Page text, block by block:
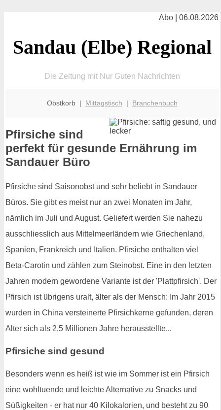
Abo | 06.08.2026
Sandau (Elbe) Regional
Die Zeitung mit Nur Guten Nachrichten
Obstkorb | Mittagstisch | Branchenbuch
Pfirsiche sind
perfekt für gesunde Ernährung im
Sandauer Büro
Pfirsiche sind Saisonobst und sehr beliebt in Sandauer
Büros. Sie gibt es meist nur an zwei Monaten im Jahr,
nämlich im Juli und August. Geliefert werden Sie nahezu
ausschliesslich aus Mittelmeerländern wie Griechenland,
Spanien, Frankreich und Italien. Pfirsiche enthalten viel
Beta-Carotin und zählen zum Steinobst. Eine in den letzten
Jahren modern gewordene Variante ist der 'Plattpfirsich'. Der
Pfirsich ist übrigens uralt, älter als der Mensch: Im Jahr 2015
wurden in China versteinerte Pfirsichkerne gefunden, deren
Alter sich als 2,5 Millionen Jahre herausstellte...
Pfirsiche sind gesund
Besonders wenn es heiß ist wie im Sommer ist ein Pfirsich
eine wohltuende und leichte Alternative zu Snacks und
Süßigkeiten - er hat nur 40 Kilokalorien, und besteht zu 90